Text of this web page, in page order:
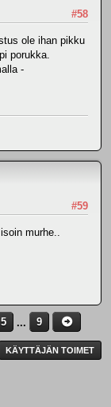
#58
ole ihan pikku
porukka.
-
#59
murhe..
5 ... 9
KÄYTTÄJÄN TOIMET